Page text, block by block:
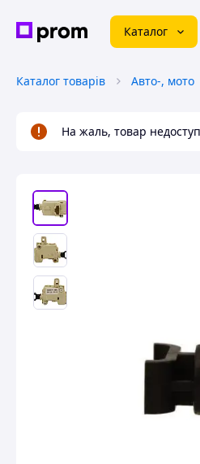
Каталог
Каталог товарів Авто-, мото
На жаль, товар